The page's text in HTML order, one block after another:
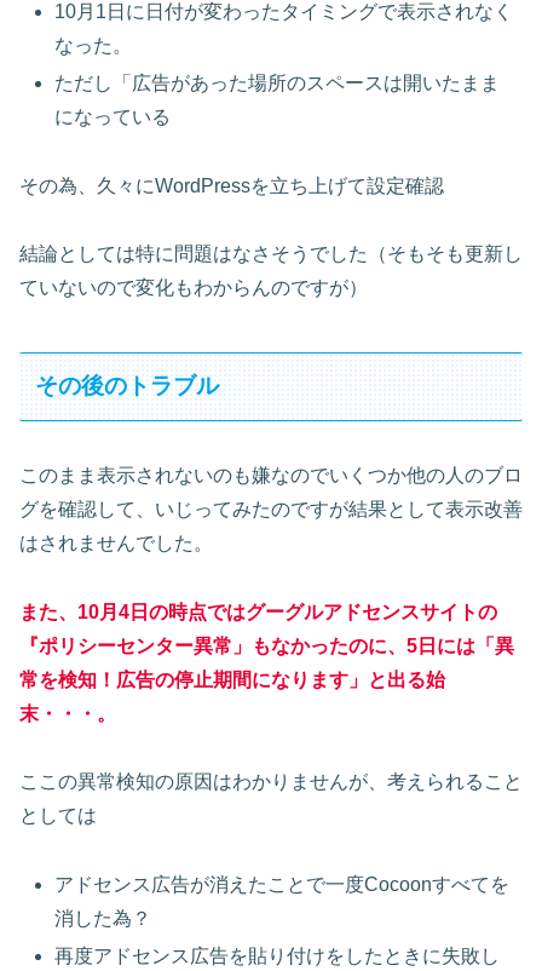
10月1日に日付が変わったタイミングで表示されなく
なった。
ただし「広告があった場所のスペースは開いたまま
になっている
その為、久々にWordPressを立ち上げて設定確認
結論としては特に問題はなさそうでした（そもそも更新し
ていないので変化もわからんのですが）
その後のトラブル
このまま表示されないのも嫌なのでいくつか他の人のブロ
グを確認して、いじってみたのですが結果として表示改善
はされませんでした。
また、10月4日の時点ではグーグルアドセンスサイトの
『ポリシーセンター異常」もなかったのに、5日には「異
常を検知！広告の停止期間になります」と出る始
末・・・。
ここの異常検知の原因はわかりませんが、考えられること
としては
アドセンス広告が消えたことで一度Cocoonすべてを
消した為？
再度アドセンス広告を貼り付けをしたときに失敗し